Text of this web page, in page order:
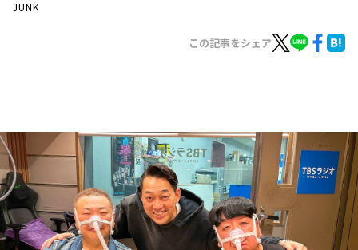
お知らせ
イベント・グッズ
YouTube
会社情報
JUNK
この記事をシェア